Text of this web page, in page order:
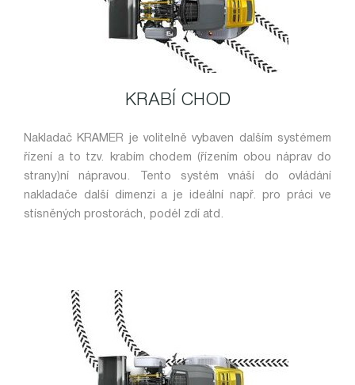
KRABÍ CHOD
Nakladač KRAMER je volitelně vybaven dalším systémem
řízení a to tzv. krabím chodem (řízením obou náprav do
strany)ní nápravou. Tento systém vnáší do ovládání
nakladače další dimenzi a je ideální např. pro práci ve
stísněných prostorách, podél zdí atd.